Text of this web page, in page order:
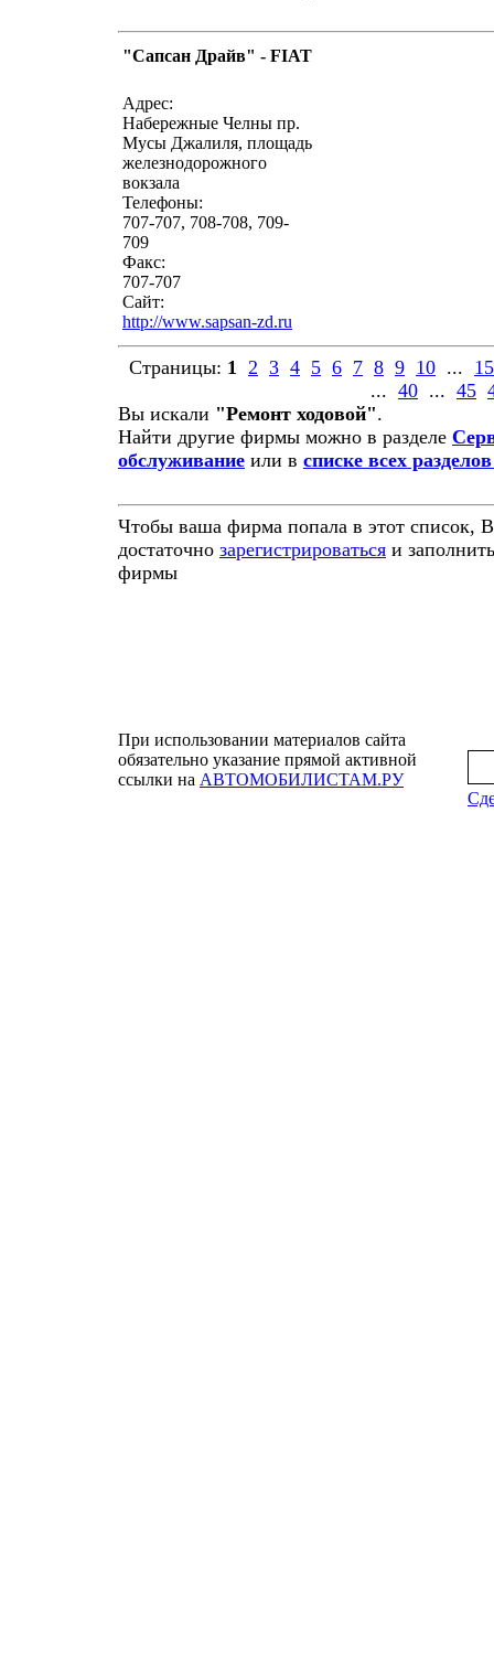
"Сапсан Драйв" - FIAT
Адрес:
Набережные Челны пр.
Мусы Джалиля, площадь
железнодорожного
вокзала
Телефоны:
707-707, 708-708, 709-
709
Факс:
707-707
Сайт:
http://www.sapsan-zd.ru
Страницы: 1 2 3 4 5 6 7 8 9 10 ... 15
... 40 ... 45
Вы искали "Ремонт ходовой".
Найти другие фирмы можно в разделе
обслуживание или в списке всех
Чтобы ваша фирма попала в этот список,
достаточно зарегистрироваться и
фирмы
При использовании материалов сайта
обязательно указание прямой активной
ссылки на АВТОМОБИЛИСТАМ.РУ